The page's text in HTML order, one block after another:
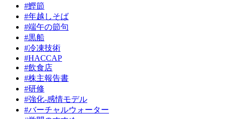
#鰹節
#年越しそば
#端午の節句
#黒船
#冷凍技術
#HACCAP
#飲食店
#株主報告書
#研修
#強化-感情モデル
#バーチャルウォーター